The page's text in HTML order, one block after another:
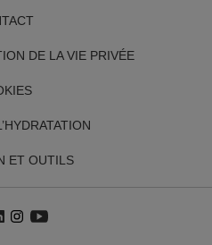
DE LA VIE PRIVÉE
ET OUTILS